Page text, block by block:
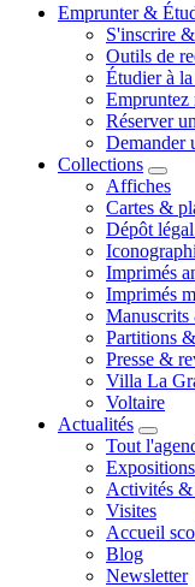
Emprunter &
S'inscrire
Outils de
Étudier à
Empruntez
Réserver
Demander
Collections
Affiches
Cartes &
Dépôt
Imprimés
Imprimés
Manuscrits
Partitions
Presse &
Villa La
Voltaire
Actualités
Tout
Expositions
Activités &
Visites
Accueil
Blog
Newsletter